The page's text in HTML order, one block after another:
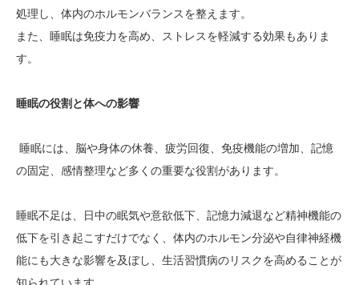
処理し、体内のホルモンバランスを整えます。
また、睡眠は免疫力を高め、ストレスを軽減する効果もありま
す。
睡眠の役割と体への影響
睡眠には、脳や身体の休養、疲労回復、免疫機能の増加、記憶
の固定、感情整理など多くの重要な役割があります。
睡眠不足は、日中の眠気や意欲低下、記憶力減退など精神機能の
低下を引き起こすだけでなく、体内のホルモン分泌や自律神経機
能にも大きな影響を及ぼし、生活習慣病のリスクを高めることが